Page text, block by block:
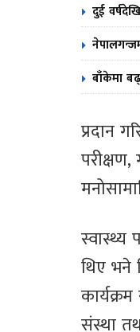
दुई
बाँकेमा
प्रदान
स्वास्थ्य
थिए भने
संस्था